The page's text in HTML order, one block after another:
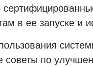
в ее запуске и
советы по